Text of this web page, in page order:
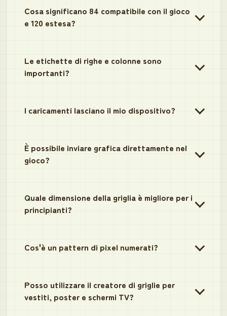
Cosa significano 84 compatibile con il gioco
e 120 estesa?
Le etichette di righe e colonne sono
importanti?
I caricamenti lasciano il mio dispositivo?
È possibile inviare grafica direttamente nel
gioco?
Quale dimensione della griglia è migliore per i
principianti?
Cos'è un pattern di pixel numerati?
Posso utilizzare il creatore di griglie per
vestiti, poster e schermi TV?